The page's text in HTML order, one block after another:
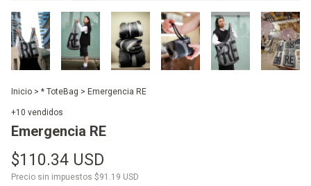
Inicio > * ToteBag > Emergencia RE
+10 vendidos
Emergencia RE
$110.34 USD
Precio sin impuestos $91.19 USD